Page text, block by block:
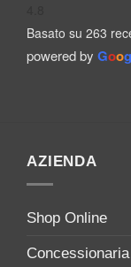
Basato su 263
powered by Goog
AZIENDA
Shop Online
Concessionaria